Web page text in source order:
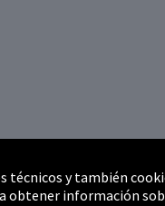
técnicos y también
obtener información